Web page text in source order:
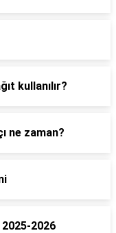
kullanılır?
ne zaman?
2026